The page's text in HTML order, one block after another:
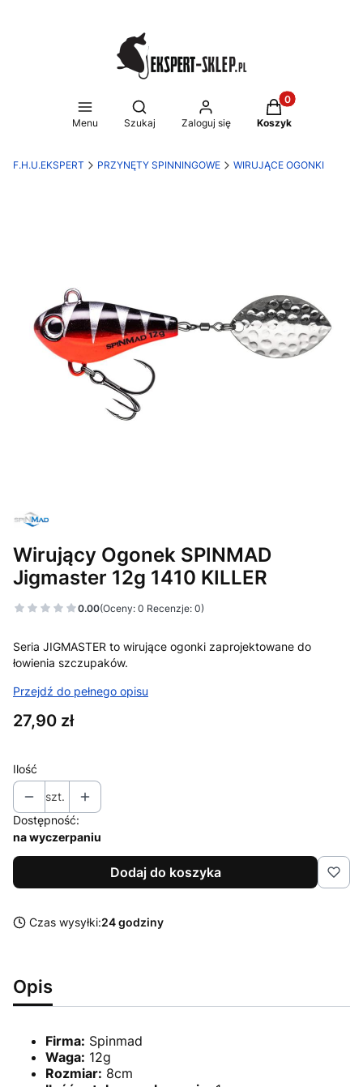
Menu
Otwórz wyszukiwarkę
Szukaj Zaloguj się
Produkty w
Koszyk
F.H.U.EKSPERT PRZYNĘTY SPINNINGOWE WIRUJĄCE OGONKI
Wirujący Ogonek SPINMAD
Jigmaster 12g 1410 KILLER
0.00(Oceny: 0 Recenzje: 0)
Seria JIGMASTER to wirujące ogonki zaprojektowane do
łowienia szczupaków.
Przejdź do pełnego opisu
Cena
27,90 zł
Ilość
szt.
Dostępność:
na wyczerpaniu
Dodaj do koszyka
Czas wysyłki:24 godziny
Opis
Firma: Spinmad
Waga: 12g
Rozmiar: 8cm